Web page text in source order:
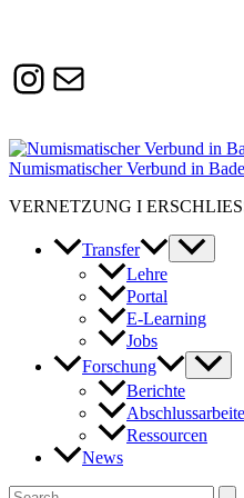
Instagram
heidelberg.de
Numismatischer Verbund in
VERNETZUNG I
Transfer
Lehre
Portal
E-Learning
Jobs
Forschung
Berichte
Ressourcen
News